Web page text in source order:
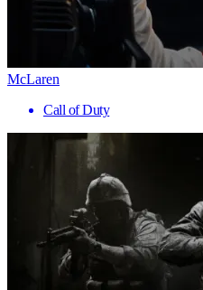
McLaren
Call of Duty